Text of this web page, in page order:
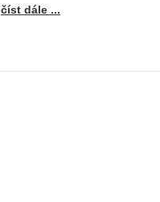
číst dále ...